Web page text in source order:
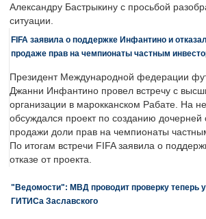
Александру Бастрыкину с просьбой
ситуации.
FIFA заявила о поддержке Инфантино и
продаже прав на чемпионаты частным
Президент Международной федерации
Джанни Инфантино провел встречу с
организации в марокканском Рабате. На
обсуждался проект по созданию дочерней
продажи доли прав на чемпионаты
По итогам встречи FIFA заявила о
отказе от проекта.
"Ведомости": МВД проводит проверку теперь
ГИТИСа Заславского